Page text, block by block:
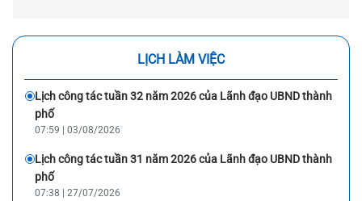
LỊCH LÀM VIỆC
Lịch công tác tuần 32 năm 2026 của Lãnh đạo UBND thành
phố
07:59 | 03/08/2026
Lịch công tác tuần 31 năm 2026 của Lãnh đạo UBND thành
phố
07:38 | 27/07/2026